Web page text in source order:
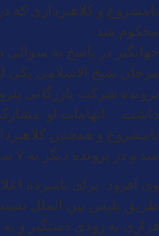
محکوم شد.
جهانگیر در پاسخ به
مرجان شیخ الاسلامی یکی
پرونده شرکت بازرگانی
داشت. اتهامات او
شد و در پرونده دیگر به ۷ سال حبس محکوم شد.
وی افزود: برای نامبرده
طریق پلیس بین الملل نسبت
فراری به زودی دستگیر و